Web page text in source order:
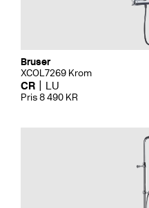
Bruser
XCOL7269 Krom
CR LU
Pris 8 490 KR